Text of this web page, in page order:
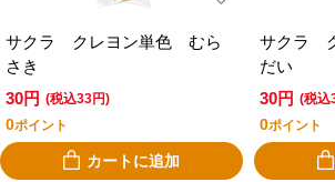
サクラ クレヨン単色 むら
さき
30円 (税込33円)
0ポイント
カートに追加
サクラ
だい
30円 (税込
0ポイント